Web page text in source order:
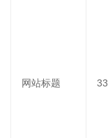
网站标题 33